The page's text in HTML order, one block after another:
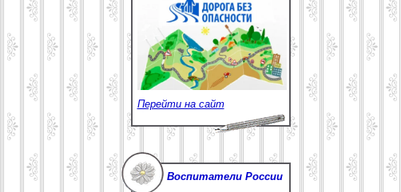
Перейти на сайт
Воспитатели России